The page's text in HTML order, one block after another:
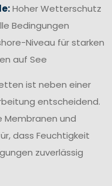
Hoher Wetterschutz
Bedingungen
Niveau für starken
auf See
ist neben einer
entscheidend.
und
dass Feuchtigkeit
zuverlässig